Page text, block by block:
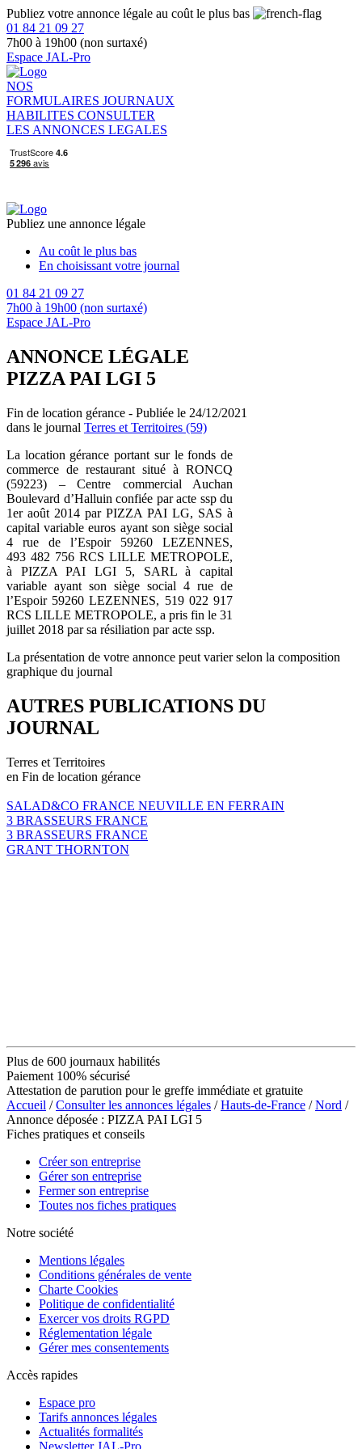
Publiez votre annonce légale au coût le plus bas
01 84 21 09 27
7h00 à 19h00 (non surtaxé)
Espace JAL-Pro
NOS
FORMULAIRES JOURNAUX
HABILITES CONSULTER
LES ANNONCES LEGALES
Publiez une annonce légale
Au coût le plus bas
En choisissant votre journal
01 84 21 09 27
7h00 à 19h00 (non surtaxé)
Espace JAL-Pro
ANNONCE LÉGALE
PIZZA PAI LGI 5
Fin de location gérance - Publiée le 24/12/2021
dans le journal Terres et Territoires (59)
La location gérance portant sur le fonds de
commerce de restaurant situé à RONCQ
(59223) – Centre commercial Auchan
Boulevard d’Halluin confiée par acte ssp du
1er août 2014 par PIZZA PAI LG, SAS à
capital variable euros ayant son siège social
4 rue de l’Espoir 59260 LEZENNES,
493 482 756 RCS LILLE METROPOLE,
à PIZZA PAI LGI 5, SARL à capital
variable ayant son siège social 4 rue de
l’Espoir 59260 LEZENNES, 519 022 917
RCS LILLE METROPOLE, a pris fin le 31
juillet 2018 par sa résiliation par acte ssp.
La présentation de votre annonce peut varier selon la composition
graphique du journal
AUTRES PUBLICATIONS DU
JOURNAL
Terres et Territoires
en Fin de location gérance
SALAD&CO FRANCE NEUVILLE EN FERRAIN
3 BRASSEURS FRANCE
3 BRASSEURS FRANCE
GRANT THORNTON
Plus de 600 journaux habilités
Paiement 100% sécurisé
Attestation de parution pour le greffe immédiate et gratuite
Accueil /Consulter les annonces légales /Hauts-de-France /Nord /
Annonce déposée : PIZZA PAI LGI 5
Fiches pratiques et conseils
Créer son entreprise
Gérer son entreprise
Fermer son entreprise
Toutes nos fiches pratiques
Notre société
Mentions légales
Conditions générales de vente
Charte Cookies
Politique de confidentialité
Exercer vos droits RGPD
Réglementation légale
Gérer mes consentements
Accès rapides
Espace pro
Tarifs annonces légales
Actualités formalités
Newsletter JAL-Pro